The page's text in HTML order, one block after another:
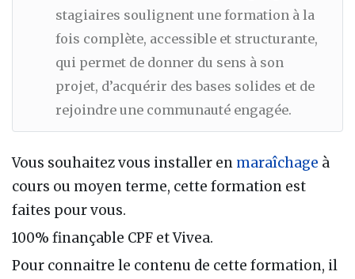
stagiaires soulignent une formation à la
fois complète, accessible et structurante,
qui permet de donner du sens à son
projet, d’acquérir des bases solides et de
rejoindre une communauté engagée.
Vous souhaitez vous installer en maraîchage à
cours ou moyen terme, cette formation est
faites pour vous.
100% finançable CPF et Vivea.
Pour connaitre le contenu de cette formation, il